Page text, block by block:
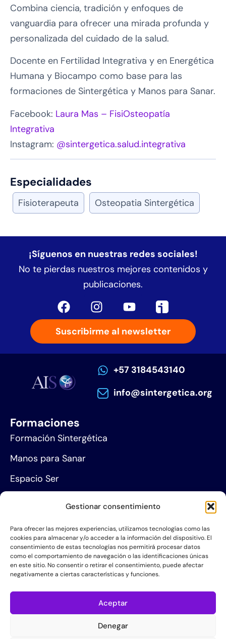
Gestionar consentimiento
Para ofrecer las mejores experiencias, utilizamos tecnologías como las
cookies para almacenar y/o acceder a la información del dispositivo. El
consentimiento de estas tecnologías nos permitirá procesar datos
como el comportamiento de navegación o las identificaciones únicas
en este sitio. No consentir o retirar el consentimiento, puede afectar
negativamente a ciertas características y funciones.
Aceptar
Denegar
Combina ciencia, tradición y enfoques de
vanguardia para ofrecer una mirada profunda y
personalizada del cuidado de la salud.
Docente en Fertilidad Integrativa y en Energética
Humana y Biocampo como base para las
formaciones de Sintergética y Manos para Sanar.
Facebook: Laura Mas – FisiOsteopatía
Integrativa
Instagram: @sintergetica.salud.integrativa
Especialidades
Fisioterapeuta Osteopatia Sintergética
¡Síguenos en nuestras redes sociales!
No te pierdas nuestros mejores contenidos y
publicaciones.
Suscribirme al newsletter
+57 3184543140
info@sintergetica.org
Formaciones
Formación Sintergética
Manos para Sanar
Espacio Ser
Proyección social
Hazte socio
Grupos de Servicio